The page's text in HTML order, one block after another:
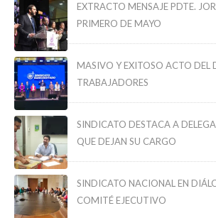
EXTRACTO MENSAJE PDTE.
PRIMERO DE MAYO
MASIVO Y EXITOSO ACTO DEL
TRABAJADORES
SINDICATO DESTACA A
QUE DEJAN SU CARGO
SINDICATO NACIONAL EN
COMITÉ EJECUTIVO